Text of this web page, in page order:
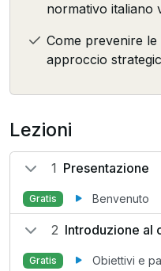
normativo italiano
Come prevenire
approccio
Lezioni
1 Presentazione
Gratis Benvenuto
2 Introduzione al
Gratis Obiettivi e